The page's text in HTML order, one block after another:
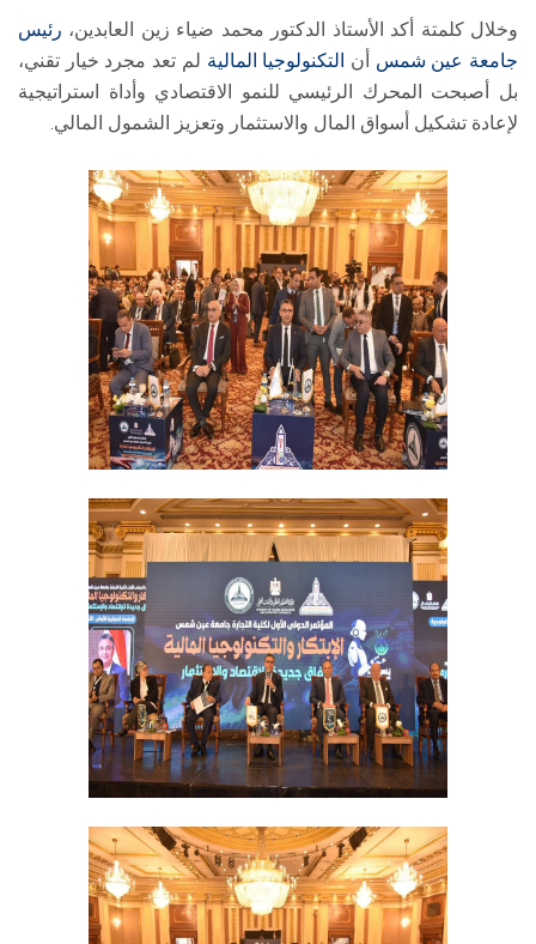
وخلال كلمتة أكد الأستاذ الدكتور محمد ضياء زين العابدين، رئيس
جامعة عين شمس أن التكنولوجيا المالية لم تعد مجرد خيار تقني،
بل أصبحت المحرك الرئيسي للنمو الاقتصادي وأداة استراتيجية
لإعادة تشكيل أسواق المال والاستثمار وتعزيز الشمول المالي.